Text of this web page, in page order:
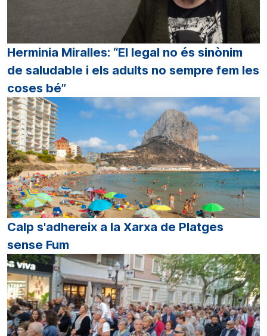
Herminia Miralles: “El legal no és sinònim
de saludable i els adults no sempre fem les
coses bé”
Calp s'adhereix a la Xarxa de Platges
sense Fum